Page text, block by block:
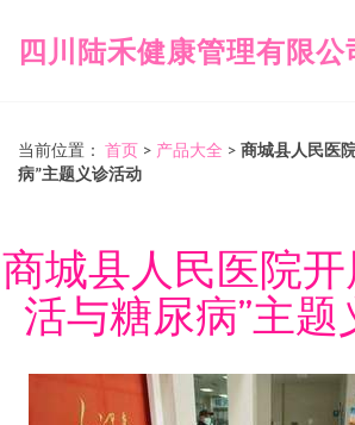
四川陆禾健康管理有限公
当前位置： 首页 > 产品大全 > 商城县人民医
病”主题义诊活动
商城县人民医院开
活与糖尿病”主题